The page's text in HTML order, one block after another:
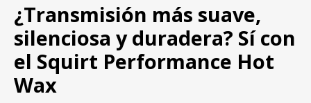
¿Transmisión más suave,
silenciosa y duradera? Sí con
el Squirt Performance Hot
Wax